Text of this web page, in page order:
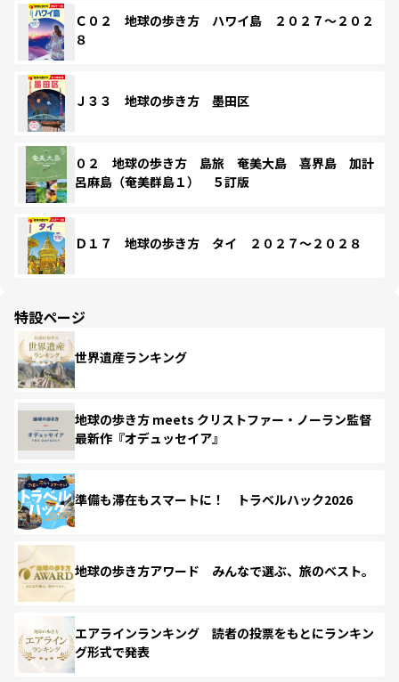
Ｃ０２ 地球の歩き方 ハワイ島 ２０２７～２０２
８
Ｊ３３ 地球の歩き方 墨田区
０２ 地球の歩き方 島旅 奄美大島 喜界島 加計
呂麻島（奄美群島１） ５訂版
Ｄ１７ 地球の歩き方 タイ ２０２７～２０２８
特設ページ
世界遺産ランキング
地球の歩き方 meets クリストファー・ノーラン監督
最新作『オデュッセイア』
準備も滞在もスマートに！ トラベルハック2026
地球の歩き方アワード みんなで選ぶ、旅のベスト。
エアラインランキング 読者の投票をもとにランキン
グ形式で発表